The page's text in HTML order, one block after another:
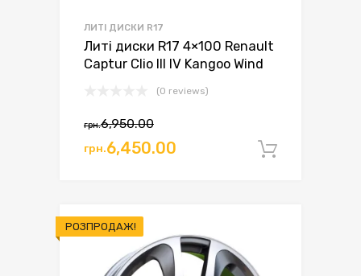
ЛИТІ ДИСКИ R17
Литі диски R17 4×100 Renault
Captur Clio III IV Kangoo Wind
(0 reviews)
грн.6,950.00
Оригінальна
грн.6,450.00
РОЗПРОДАЖ!